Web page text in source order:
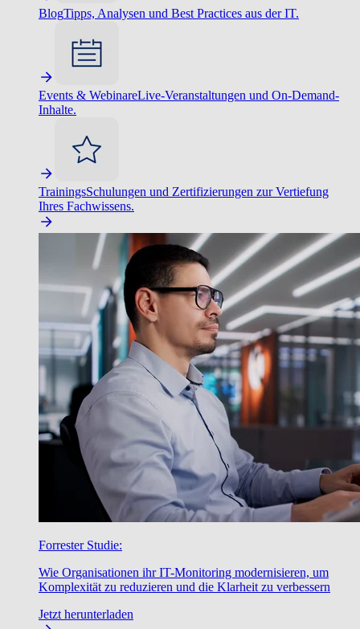
BlogTipps, Analysen und Best Practices aus der IT.
Events & WebinareLive-Veranstaltungen und On-Demand-
Inhalte.
TrainingsSchulungen und Zertifizierungen zur Vertiefung
Ihres Fachwissens.
Forrester Studie:
Wie Organisationen ihr IT-Monitoring modernisieren, um
Komplexität zu reduzieren und die Klarheit zu verbessern
Jetzt herunterladen